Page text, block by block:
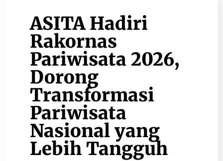
ASITA Hadiri
Rakornas
Pariwisata 2026,
Dorong
Transformasi
Pariwisata
Nasional yang
Lebih Tangguh